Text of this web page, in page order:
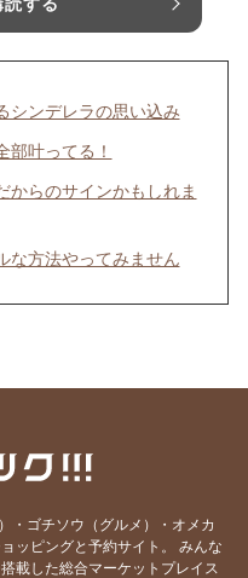
する
シンデレラの思い込み
部叶ってる！
からのサインかもしれま
な方法やってみません
瞬でつかむ
・ゴチソウ（グルメ）・オメカ
ッピングと予約サイト。
みんな
載した総合マーケットプレイス